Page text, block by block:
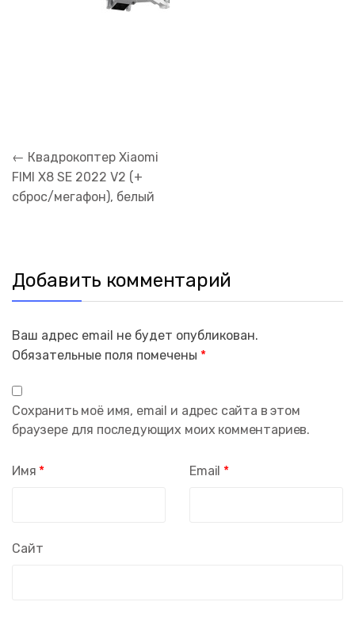
Навигация
по
записям
← Квадрокоптер Xiaomi
FIMI X8 SE 2022 V2 (+
сброс/мегафон), белый
Добавить комментарий
Ваш адрес email не будет опубликован.
Обязательные поля помечены *
Имя * Email *
Сайт
Сохранить моё имя, email и адрес сайта в этом
браузере для последующих моих комментариев.